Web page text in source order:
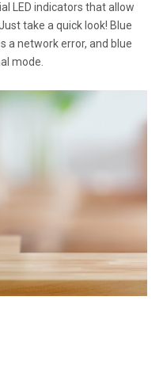
LED indicators that allow
take a quick look! Blue
a network error, and blue
mode.